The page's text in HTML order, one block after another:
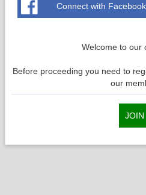
Connect with Facebook
Welcome to our
Before proceeding you need to
our
JOIN